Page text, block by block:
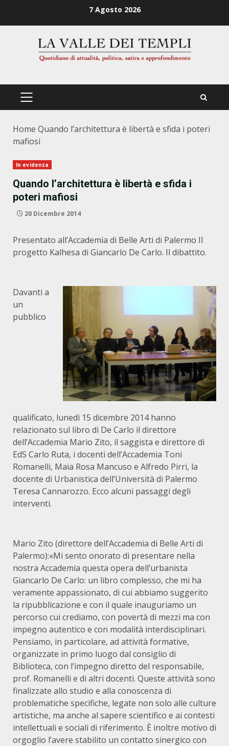
7 Agosto 2026
PRIMÄRES
Home Quando l’architettura è libertà e sfida i poteri
mafiosi
In evidenza
Quando l’architettura è libertà e sfida i
poteri mafiosi
20 Dicembre 2014
Presentato all’Accademia di Belle Arti di Palermo Il
progetto Kalhesa di Giancarlo De Carlo. Il dibattito.
Davanti a
un
pubblico
qualificato, lunedì 15 dicembre 2014 hanno
relazionato sul libro di De Carlo il direttore
dell’Accademia Mario Zito, il saggista e direttore di
EdS Carlo Ruta, i docenti dell’Accademia Toni
Romanelli, Maia Rosa Mancuso e Alfredo Pirri, la
docente di Urbanistica dell’Università di Palermo
Teresa Cannarozzo. Ecco alcuni passaggi degli
interventi.
Mario Zito (direttore dell’Accademia di Belle Arti di
Palermo):«Mi sento onorato di presentare nella
nostra Accademia questa opera dell’urbanista
Giancarlo De Carlo: un libro complesso, che mi ha
veramente appassionato, di cui abbiamo suggerito
la ripubblicazione e con il quale inauguriamo un
percorso cui crediamo, con povertà di mezzi ma con
impegno autentico e con modalità interdisciplinari.
Pensiamo, in particolare, ad attività formative,
organizzate in primo luogo dal consiglio di
Biblioteca, con l’impegno diretto del responsabile,
prof. Romanelli e di altri docenti. Queste attività sono
finalizzate allo studio e alla conoscenza di
problematiche specifiche, legate non solo alle culture
artistiche, ma anche al sapere scientifico e ai contesti
intellettuali e sociali di riferimento. È inoltre motivo di
orgoglio l’avere stabilito un contatto sinergico con